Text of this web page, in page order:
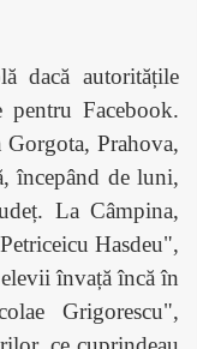
dacă autoritățile
Facebook.
Prahova,
începând de luni,
La Câmpina,
Hasdeu",
învață încă în
Grigorescu",